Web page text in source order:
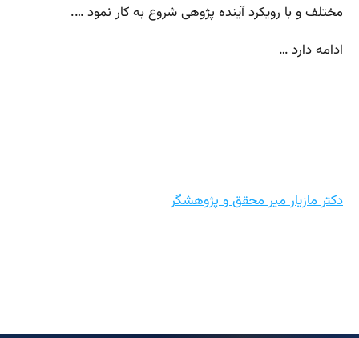
مختلف و با رویکرد آینده پژوهی شروع به کار نمود ….
ادامه دارد …
دکتر مازیار میر محقق و پژوهشگر